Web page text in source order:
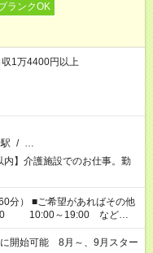
ランクOK
1万4400円以上
/ …
内】介護施設でのお仕事。勤
ばその他
10:00～19:00 など
できれば残業はしたくない」
をご紹介します！ ※Wワ
開始可能 8月～、9月スター